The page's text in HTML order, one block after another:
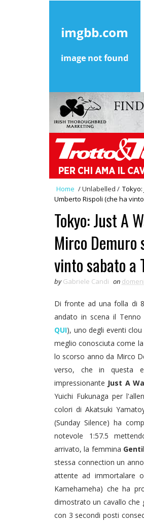
Home /Unlabelled /
Umberto Rispoli (che ha
Tokyo: Just A
Mirco Demuro
vinto sabato a
by Gabriele Candi on
Di fronte ad una folla di
andato in scena il Tenno
QUI), uno degli eventi
meglio conosciuta come
lo scorso anno da Mirco
verso, che in questa
impressionante Just A
Yuichi Fukunaga per
colori di Akatsuki
(Sunday Silence) ha
notevole 1:57.5
arrivato, la femmina
stessa connection un
attente ad immortalare
Kamehameha) che ha
dimostrato un cavallo che
con 3 secondi posti